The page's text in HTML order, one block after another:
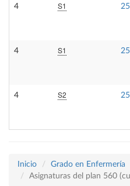
4 S1
4 S1
4 S2
Inicio
Grado en Enfermería
Asignaturas del plan 560